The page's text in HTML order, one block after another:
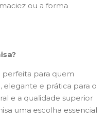
ou a forma
perfeita para quem
elegante e prática para o
e a qualidade superior
uma escolha essencial